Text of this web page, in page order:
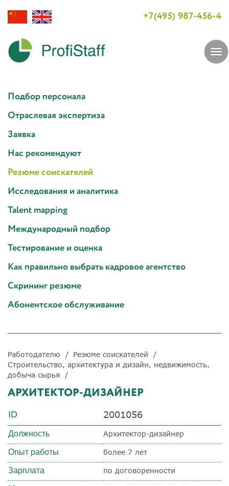
+7(495) 987-456-4
Подбор персонала
Отраслевая экспертиза
Заявка
Нас рекомендуют
Резюме соискателей
Исследования и аналитика
Talent mapping
Международный подбор
Тестирование и оценка
Как правильно выбрать кадровое агентство
Скрининг резюме
Абонентское обслуживание
Работодателю
Резюме соискателей
Строительство, архитектура и дизайн, недвижимость,
добыча сырья
АРХИТЕКТОР-ДИЗАЙНЕР
ID 2001056
Должность Архитектор-дизайнер
Опыт работы более 7 лет
Зарплата по договоренности